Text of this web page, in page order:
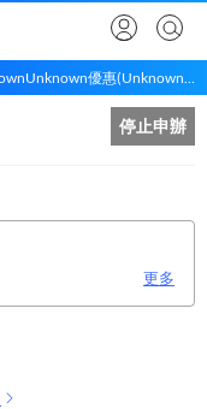
UnknownUnknown優惠(Unknown null)
停止申辦
更多